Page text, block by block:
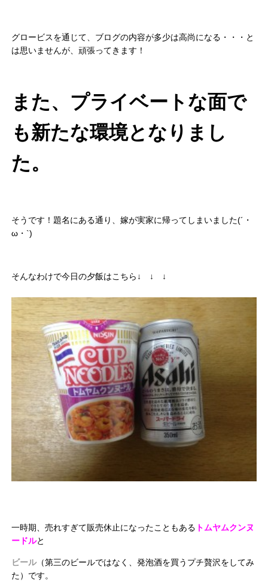
グロービスを通じて、ブログの内容が多少は高尚になる・・・と
は思いませんが、頑張ってきます！
また、プライベートな面で
も新たな環境となりまし
た。
そうです！題名にある通り、嫁が実家に帰ってしまいました(´・
ω・`)
そんなわけで今日の夕飯はこちら↓ ↓ ↓
一時期、売れすぎて販売休止になったこともある トムヤムクンヌ
ードルと
ビール（第三のビールではなく、発泡酒を買うプチ贅沢をしてみ
た）です。